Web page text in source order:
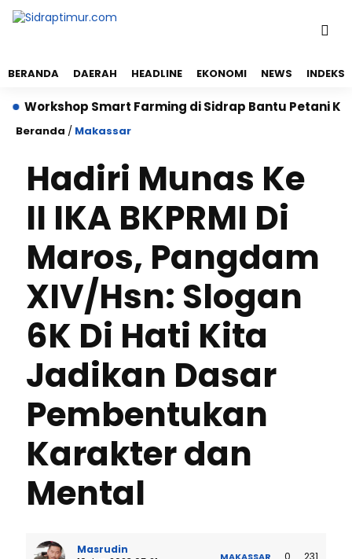
BERANDA DAERAH HEADLINE EKONOMI NEWS INDEKS
Workshop Smart Farming di Sidrap Bantu Petani
Beranda / Makassar
Hadiri Munas Ke
II IKA BKPRMI Di
Maros, Pangdam
XIV/Hsn: Slogan
6K Di Hati Kita
Jadikan Dasar
Pembentukan
Karakter dan
Mental
Masrudin
0 231